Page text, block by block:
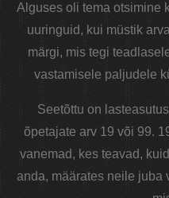
Alguses oli tema otsimine
uuringuid, kui müstik
märgi, mis tegi
vastamisele paljudele
Seetõttu on
õpetajate arv 19 või 99.
vanemad, kes teavad,
anda, määrates neile juba